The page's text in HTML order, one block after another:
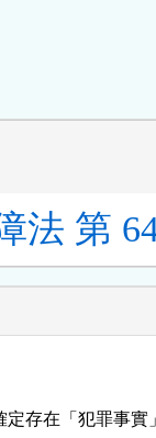
法 第
存在「犯罪事